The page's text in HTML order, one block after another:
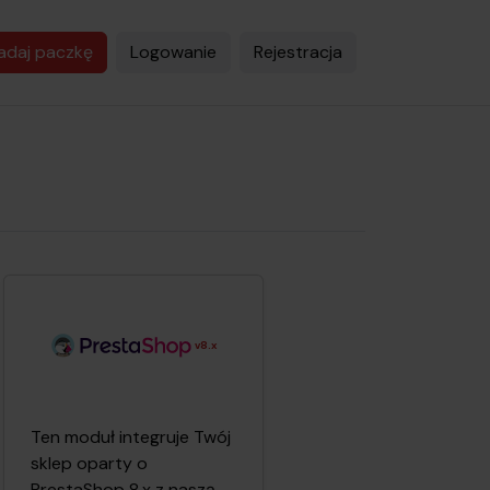
paczkę Logowanie Rejestracja
v8.x
Ten moduł integruje Twój
sklep oparty o